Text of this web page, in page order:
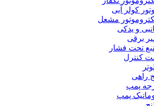
کولر آبی
مشعل
و یدکی
برقی
تحت فشار
کنترل
راهی
پمپ
پمپ